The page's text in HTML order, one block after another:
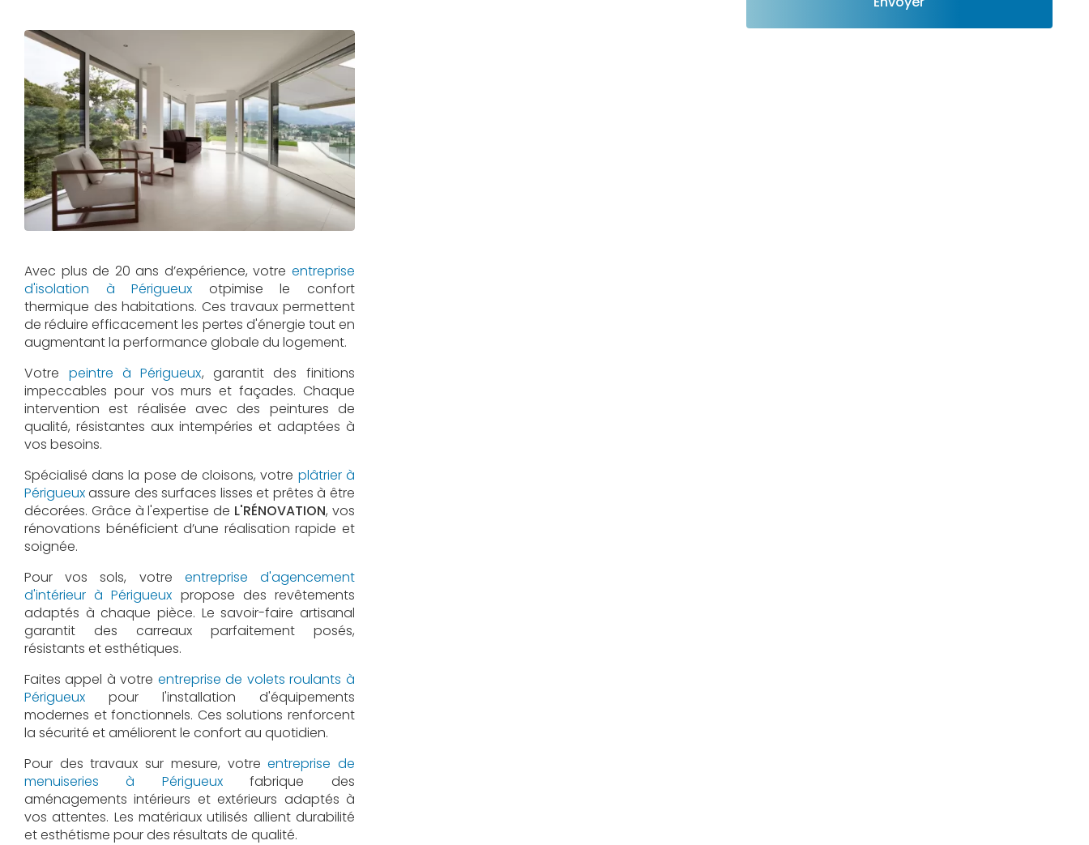
Avec plus de 20 ans d’expérience, votre entreprise
d'isolation à Périgueux otpimise le confort
thermique des habitations. Ces travaux permettent
de réduire efficacement les pertes d'énergie tout en
augmentant la performance globale du logement.
Votre peintre à Périgueux, garantit des finitions
impeccables pour vos murs et façades. Chaque
intervention est réalisée avec des peintures de
qualité, résistantes aux intempéries et adaptées à
vos besoins.
Spécialisé dans la pose de cloisons, votre plâtrier à
Périgueuxassure des surfaces lisses et prêtes à être
décorées. Grâce à l'expertise de L'RÉNOVATION, vos
rénovations bénéficient d’une réalisation rapide et
soignée.
Pour vos sols, votre entreprise d'agencement
d'intérieur à Périgueux propose des revêtements
adaptés à chaque pièce. Le savoir-faire artisanal
garantit des carreaux parfaitement posés,
résistants et esthétiques.
Faites appel à votre entreprise de volets roulants à
Périgueux pour l'installation d'équipements
modernes et fonctionnels. Ces solutions renforcent
la sécurité et améliorent le confort au quotidien.
Pour des travaux sur mesure, votreentreprise de
menuiseries à Périgueux fabrique des
aménagements intérieurs et extérieurs adaptés à
vos attentes. Les matériaux utilisés allient durabilité
et esthétisme pour des résultats de qualité.